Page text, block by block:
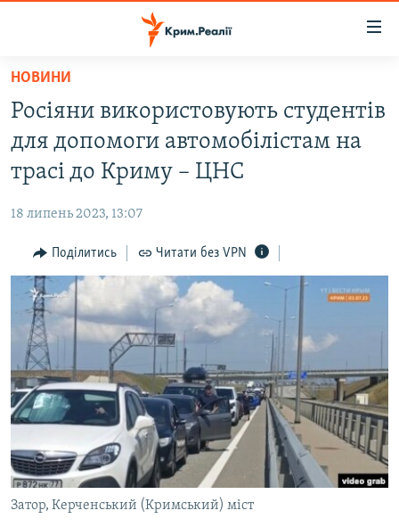
Перейти
основного
матеріалу
Перейти
до
основної
Перейти
до
пошуку
ВІДЕО ТА ФОТО
БЛОГИ
ПОГЛЯД
ІНТЕРВ'Ю
ВСЕ ЗА ДЕНЬ
СПЕЦПРОЕКТИ
ДЕПОРТАЦІЯ
ВІДЕОУРОКИ «ELIFBE»
СВІДЧЕННЯ ОКУПАЦІЇ
УКРАЇНСЬКА ПРОБЛЕМА КРИМУ
ІНФОГРАФІКА
ЯК ОБІЙТИ БЛОКУВАННЯ
Русский
Qırımtatar
ДОЛУЧАЙСЯ!
НОВИНИ
Росіяни використовують студентів
для допомоги автомобілістам на
трасі до Криму – ЦНС
18 липень 2023, 13:07
Поділитись Читати без VPN
Затор, Керченський (Кримський) міст